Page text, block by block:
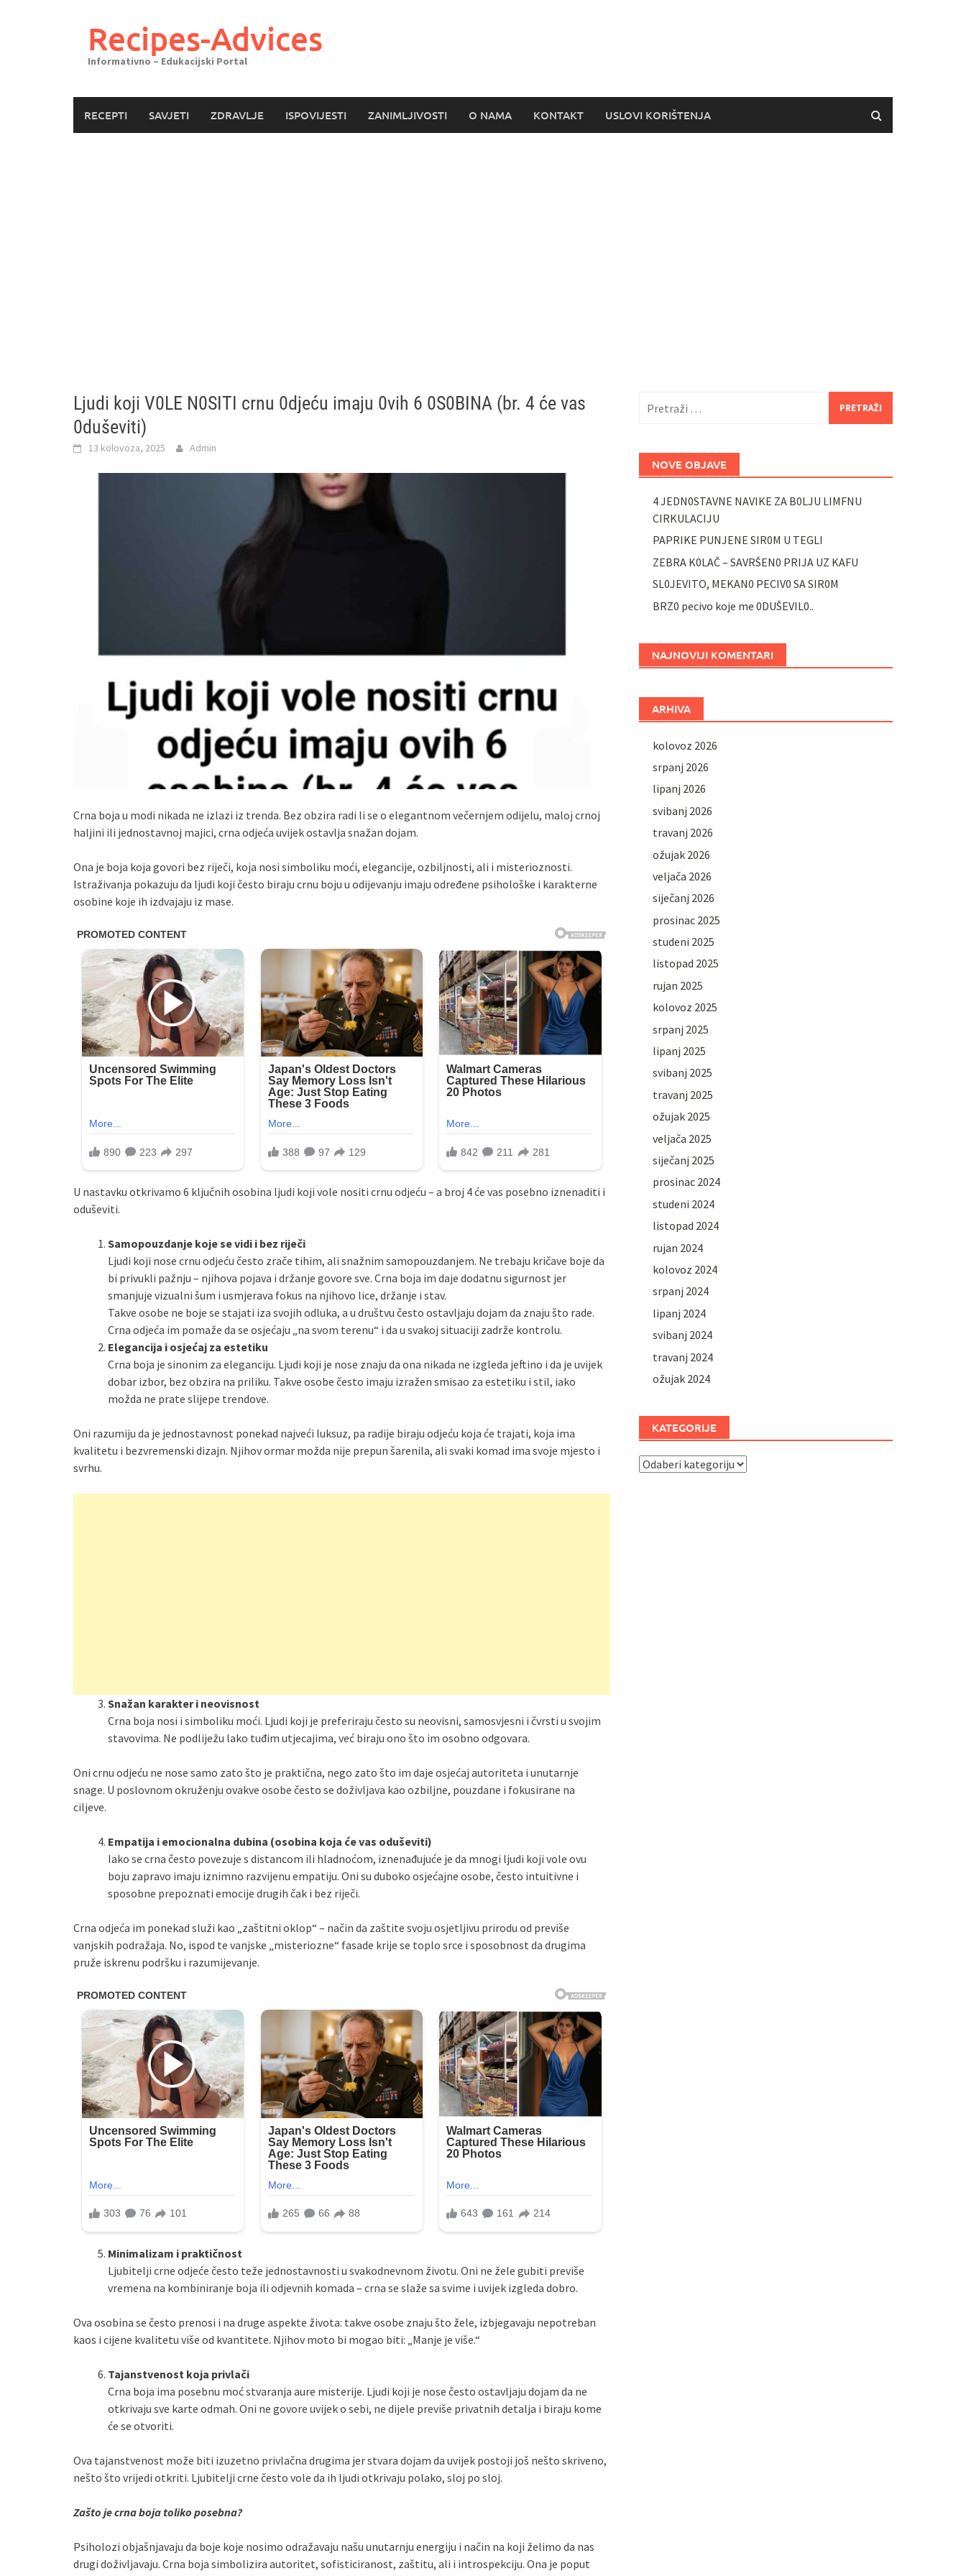
Recipes-Advices
Informativno – Edukacijski Portal
RECEPTI SAVJETI ZDRAVLJE ISPOVIJESTI ZANIMLJIVOSTI O NAMA KONTAKT USLOVI KORIŠTENJA
Ljudi koji V0LE N0SITI crnu 0djeću imaju 0vih 6 0S0BINA (br. 4 će vas
0duševiti)
13 kolovoza, 2025 Admin
Crna boja u modi nikada ne izlazi iz trenda. Bez obzira radi li se o elegantnom večernjem odijelu, maloj crnoj
haljini ili jednostavnoj majici, crna odjeća uvijek ostavlja snažan dojam.
Ona je boja koja govori bez riječi, koja nosi simboliku moći, elegancije, ozbiljnosti, ali i misterioznosti.
Istraživanja pokazuju da ljudi koji često biraju crnu boju u odijevanju imaju određene psihološke i karakterne
osobine koje ih izdvajaju iz mase.
U nastavku otkrivamo 6 ključnih osobina ljudi koji vole nositi crnu odjeću – a broj 4 će vas posebno iznenaditi i
oduševiti.
Samopouzdanje koje se vidi i bez riječi
Ljudi koji nose crnu odjeću često zrače tihim, ali snažnim samopouzdanjem. Ne trebaju kričave boje da
bi privukli pažnju – njihova pojava i držanje govore sve. Crna boja im daje dodatnu sigurnost jer
smanjuje vizualni šum i usmjerava fokus na njihovo lice, držanje i stav.
Takve osobe ne boje se stajati iza svojih odluka, a u društvu često ostavljaju dojam da znaju što rade.
Crna odjeća im pomaže da se osjećaju „na svom terenu“ i da u svakoj situaciji zadrže kontrolu.
Elegancija i osjećaj za estetiku
Crna boja je sinonim za eleganciju. Ljudi koji je nose znaju da ona nikada ne izgleda jeftino i da je uvijek
dobar izbor, bez obzira na priliku. Takve osobe često imaju izražen smisao za estetiku i stil, iako
možda ne prate slijepe trendove.
Oni razumiju da je jednostavnost ponekad najveći luksuz, pa radije biraju odjeću koja će trajati, koja ima
kvalitetu i bezvremenski dizajn. Njihov ormar možda nije prepun šarenila, ali svaki komad ima svoje mjesto i
svrhu.
Snažan karakter i neovisnost
Crna boja nosi i simboliku moći. Ljudi koji je preferiraju često su neovisni, samosvjesni i čvrsti u svojim
stavovima. Ne podliježu lako tuđim utjecajima, već biraju ono što im osobno odgovara.
Oni crnu odjeću ne nose samo zato što je praktična, nego zato što im daje osjećaj autoriteta i unutarnje
snage. U poslovnom okruženju ovakve osobe često se doživljava kao ozbiljne, pouzdane i fokusirane na
ciljeve.
Empatija i emocionalna dubina (osobina koja će vas oduševiti)
Iako se crna često povezuje s distancom ili hladnoćom, iznenađujuće je da mnogi ljudi koji vole ovu
boju zapravo imaju iznimno razvijenu empatiju. Oni su duboko osjećajne osobe, često intuitivne i
sposobne prepoznati emocije drugih čak i bez riječi.
Crna odjeća im ponekad služi kao „zaštitni oklop“ – način da zaštite svoju osjetljivu prirodu od previše
vanjskih podražaja. No, ispod te vanjske „misteriozne“ fasade krije se toplo srce i sposobnost da drugima
pruže iskrenu podršku i razumijevanje.
Minimalizam i praktičnost
Ljubitelji crne odjeće često teže jednostavnosti u svakodnevnom životu. Oni ne žele gubiti previše
vremena na kombiniranje boja ili odjevnih komada – crna se slaže sa svime i uvijek izgleda dobro.
Ova osobina se često prenosi i na druge aspekte života: takve osobe znaju što žele, izbjegavaju nepotreban
kaos i cijene kvalitetu više od kvantitete. Njihov moto bi mogao biti: „Manje je više.“
Tajanstvenost koja privlači
Crna boja ima posebnu moć stvaranja aure misterije. Ljudi koji je nose često ostavljaju dojam da ne
otkrivaju sve karte odmah. Oni ne govore uvijek o sebi, ne dijele previše privatnih detalja i biraju kome
će se otvoriti.
Ova tajanstvenost može biti izuzetno privlačna drugima jer stvara dojam da uvijek postoji još nešto skriveno,
nešto što vrijedi otkriti. Ljubitelji crne često vole da ih ljudi otkrivaju polako, sloj po sloj.
Zašto je crna boja toliko posebna?
Psiholozi objašnjavaju da boje koje nosimo odražavaju našu unutarnju energiju i način na koji želimo da nas
drugi doživljavaju. Crna boja simbolizira autoritet, sofisticiranost, zaštitu, ali i introspekciju. Ona je poput
NOVE OBJAVE
4 JEDN0STAVNE NAVIKE ZA B0LJU LIMFNU
CIRKULACIJU
PAPRIKE PUNJENE SIR0M U TEGLI
ZEBRA K0LAČ – SAVRŠEN0 PRIJA UZ KAFU
SL0JEVITO, MEKAN0 PECIV0 SA SIR0M
BRZ0 pecivo koje me 0DUŠEVIL0..
NAJNOVIJI KOMENTARI
ARHIVA
kolovoz 2026
srpanj 2026
lipanj 2026
svibanj 2026
travanj 2026
ožujak 2026
veljača 2026
siječanj 2026
prosinac 2025
studeni 2025
listopad 2025
rujan 2025
kolovoz 2025
srpanj 2025
lipanj 2025
svibanj 2025
travanj 2025
ožujak 2025
veljača 2025
siječanj 2025
prosinac 2024
studeni 2024
listopad 2024
rujan 2024
kolovoz 2024
srpanj 2024
lipanj 2024
svibanj 2024
travanj 2024
ožujak 2024
KATEGORIJE
Kategorije